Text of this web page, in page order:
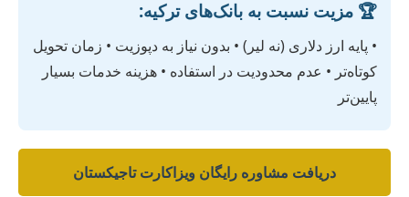
🏆 مزیت نسبت به بانک‌های ترکیه:
• پایه ارز دلاری (نه لیر) • بدون نیاز به دپوزیت • زمان تحویل
کوتاه‌تر • عدم محدودیت در استفاده • هزینه خدمات بسیار
پایین‌تر
دریافت مشاوره رایگان ویزاکارت تاجیکستان